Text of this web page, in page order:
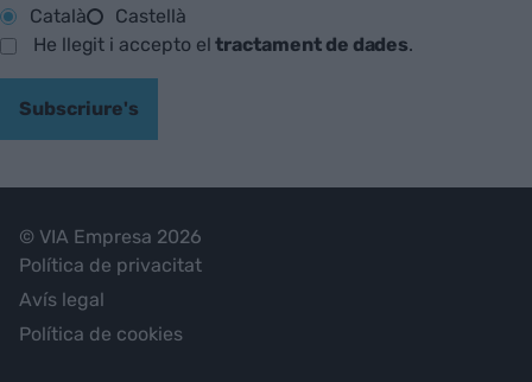
Català
Castellà
He llegit i accepto eltractament de dades.
Subscriure's
© VIA Empresa 2026
Política de privacitat
Avís legal
Política de cookies